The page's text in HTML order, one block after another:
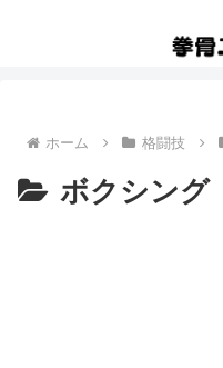
ホーム 格闘技
ボクシング